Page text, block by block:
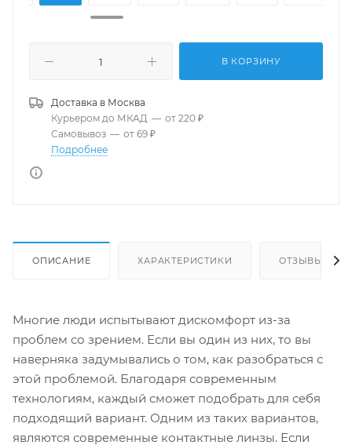
В КОРЗИНУ
Доставка в Москва
Курьером до МКАД — от 220 ₽
Самовывоз — от 69 ₽
Подробнее
ОПИСАНИЕ ХАРАКТЕРИСТИКИ ОТЗЫВЫ
Многие люди испытывают дискомфорт из-за
проблем со зрением. Если вы один из них, то вы
наверняка задумывались о том, как разобраться с
этой проблемой. Благодаря современным
технологиям, каждый сможет подобрать для себя
подходящий вариант. Одним из таких вариантов,
являются современные контактные линзы. Если